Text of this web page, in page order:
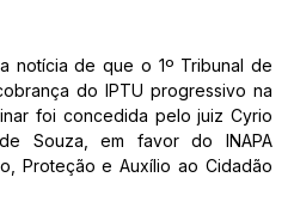
notícia de que o 1º Tribunal de
do IPTU progressivo na
foi concedida pelo juiz Cyrio
Souza, em favor do INAPA
Proteção e Auxílio ao Cidadão